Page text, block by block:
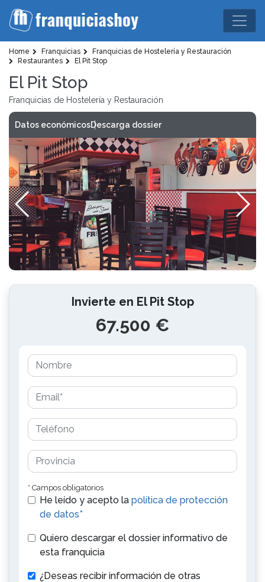
Home Franquicias
Franquicias de Hostelería y Restauración
Restaurantes
El Pit Stop
El Pit Stop
Franquicias de Hostelería y Restauración
Datos económicosDescarga dossier
Invierte en El Pit Stop
67.500 €
* Campos obligatorios
He leído y acepto la política de protección
de datos*
Quiero descargar el dossier informativo de
esta franquicia
¿Deseas recibir información de otras